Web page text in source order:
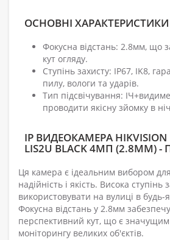
ОСНОВНІ ХАРАКТЕРИСТИКИ
Фокусна відстань: 2.8мм, що
кут огляду.
Ступінь захисту: IP67, IK8,
пилу, вологи та ударів.
Тип підсвічування:
проводити якісну зйомку в
IP ВИДЕОКАМЕРА HIKVISION
LIS2U BLACK 4МП (2.8ММ) -
Ця камера є ідеальним вибором
надійність і якість. Висока ступінь
використовувати на вулиці в будь-
Фокусна відстань у 2.8мм
перспективний кут, що є
моніторингу великих об'єктів.